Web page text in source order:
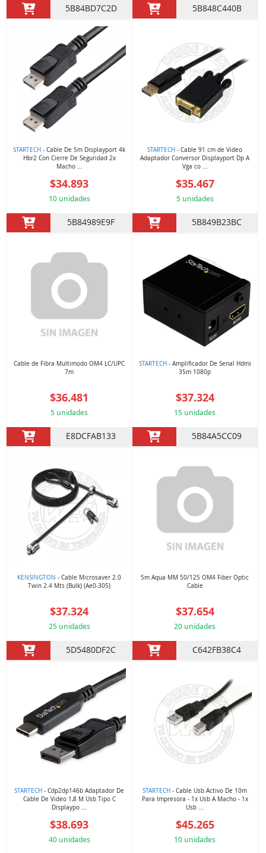
5B84BD7C2D 5B848C440B
STARTECH - Cable De 5m Displayport 4k
Hbr2 Con Cierre De Seguridad 2x
Macho ...
$34.893
10 unidades
5B84989E9F
STARTECH - Cable 91 cm de Video
Adaptador Conversor Displayport Dp A
Vga co ...
$35.467
5 unidades
5B849B23BC
Cable de Fibra Multimodo OM4 LC/UPC
7m
$36.481
5 unidades
E8DCFAB133
STARTECH- Amplificador De Senal Hdmi
35m 1080p
$37.324
15 unidades
5B84A5CC09
KENSINGTON - Cable Microsaver 2.0
Twin 2.4 Mts (Bulk) (Ae0-305)
$37.324
25 unidades
5D5480DF2C
5m Aqua MM 50/125 OM4 Fiber Optic
Cable
$37.654
20 unidades
C642FB38C4
STARTECH - Cdp2dp146b Adaptador De
Cable De Video 1,8 M Usb Tipo C
Displaypo ...
$38.693
40 unidades
STARTECH - Cable Usb Activo De 10m
Para Impresora - 1x Usb A Macho - 1x
Usb ...
$45.265
10 unidades